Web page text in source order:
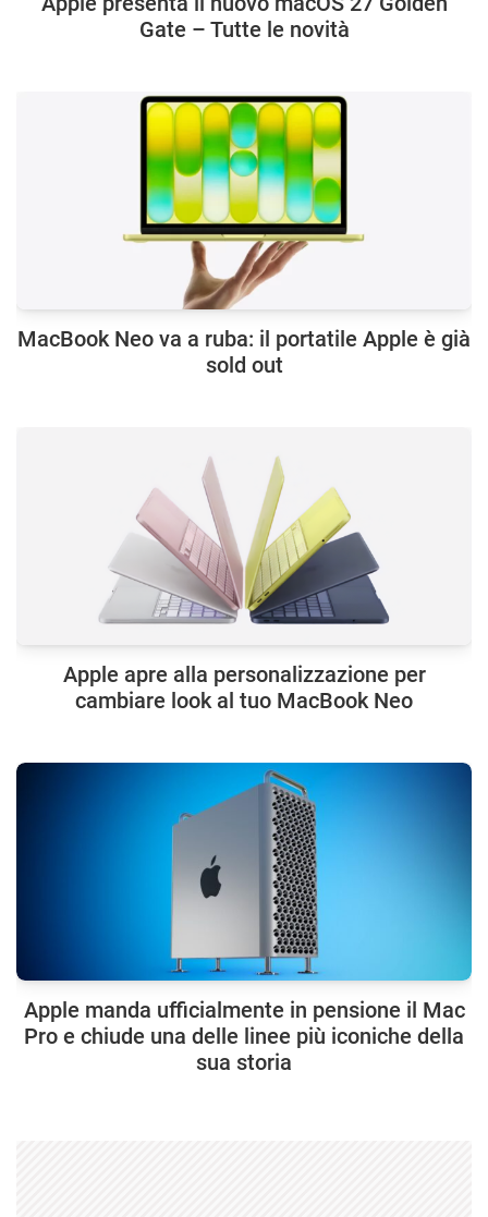
Gate – Tutte le novità
MacBook Neo va a ruba: il portatile Apple è già
sold out
Apple apre alla personalizzazione per
cambiare look al tuo MacBook Neo
Apple manda ufficialmente in pensione il Mac
Pro e chiude una delle linee più iconiche della
sua storia